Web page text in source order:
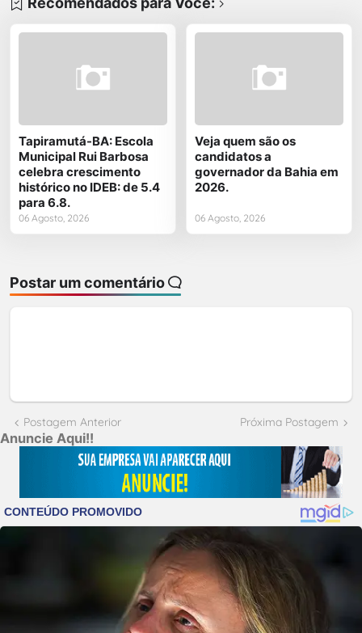
Tapiramutá-BA: Escola
Municipal Rui Barbosa
celebra crescimento
histórico no IDEB: de 5.4
para 6.8.
06 Agosto, 2026
Veja quem são os
candidatos a
governador da Bahia em
2026.
06 Agosto, 2026
Postar um comentário
Postagem Anterior Próxima Postagem
Anuncie Aqui!!